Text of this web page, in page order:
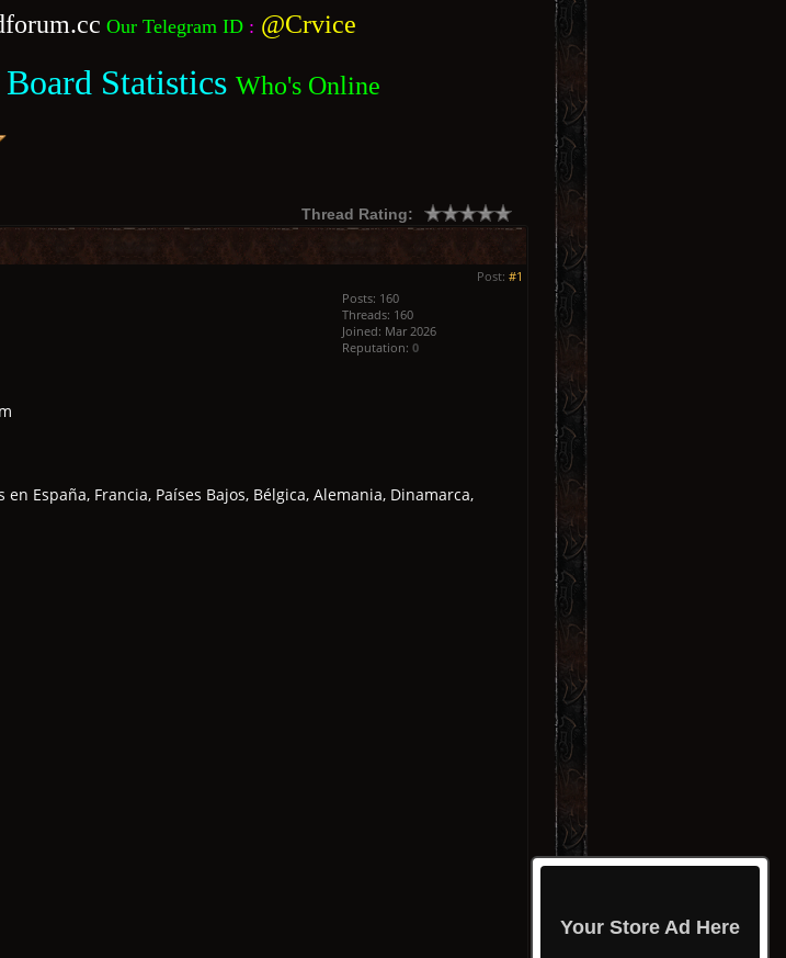
Our Telegram ID : @Crvice
Board Statistics Who's Online
Your Store Ad Here
Thread Rating:
Post: #1
Posts: 160
Threads: 160
Joined: Mar 2026
Reputation: 0
España, Francia, Países Bajos, Bélgica, Alemania, Dinamarca,